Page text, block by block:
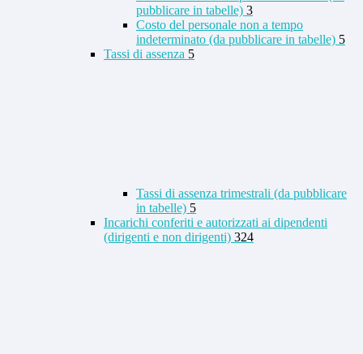
pubblicare in tabelle) 3
Costo del personale non a tempo
indeterminato (da pubblicare in tabelle) 5
Tassi di assenza 5
Tassi di assenza trimestrali (da pubblicare
in tabelle) 5
Incarichi conferiti e autorizzati ai dipendenti
(dirigenti e non dirigenti) 324